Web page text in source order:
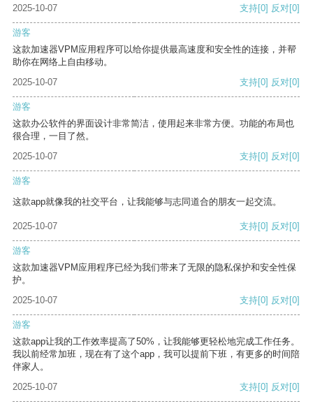
2025-10-07 支持[0] 反对[0]
游客
这款加速器VPM应用程序可以给你提供最高速度和安全性的连接，并帮
助你在网络上自由移动。
2025-10-07
支持[0] 反对[0]
游客
这款办公软件的界面设计非常简洁，使用起来非常方便。功能的布局也
很合理，一目了然。
2025-10-07
支持[0] 反对[0]
游客
这款app就像我的社交平台，让我能够与志同道合的朋友一起交流。
2025-10-07 支持[0] 反对[0]
游客
这款加速器VPM应用程序已经为我们带来了无限的隐私保护和安全性保
护。
2025-10-07
支持[0] 反对[0]
游客
这款app让我的工作效率提高了50%，让我能够更轻松地完成工作任务。
我以前经常加班，现在有了这个app，我可以提前下班，有更多的时间陪
伴家人。
2025-10-07
支持[0] 反对[0]